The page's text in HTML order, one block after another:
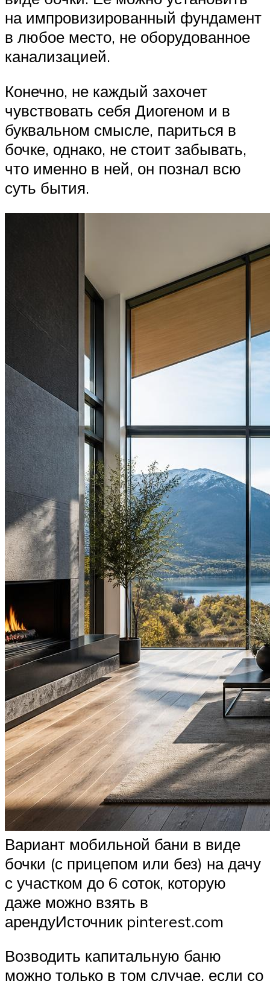
на импровизированный фундамент
в любое место, не оборудованное
канализацией.
Конечно, не каждый захочет
чувствовать себя Диогеном и в
буквальном смысле, париться в
бочке, однако, не стоит забывать,
что именно в ней, он познал всю
суть бытия.
Вариант мобильной бани в виде
бочки (с прицепом или без) на дачу
с участком до 6 соток, которую
даже можно взять в
арендуИсточник pinterest.com
Возводить капитальную баню
можно только в том случае, если со